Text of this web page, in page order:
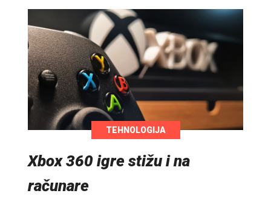
TEHNOLOGIJA
Xbox 360 igre stižu i na
računare